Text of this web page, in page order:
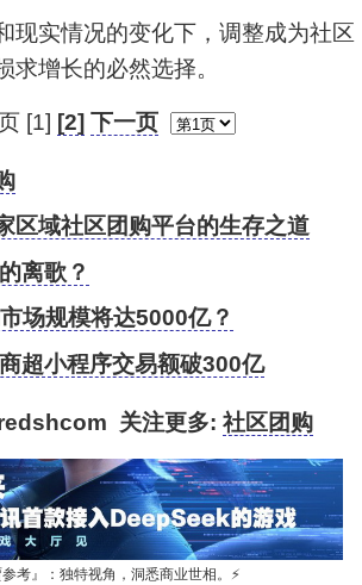
实情况的变化下，调整成为社区
求增长的必然选择。
[1] [2] 下一页
区域社区团购平台的生存之道
离歌？
场规模将达5000亿？
超小程序交易额破300亿
关注更多: 社区团购
参考』：独特视角，洞悉商业世相。 ⚡